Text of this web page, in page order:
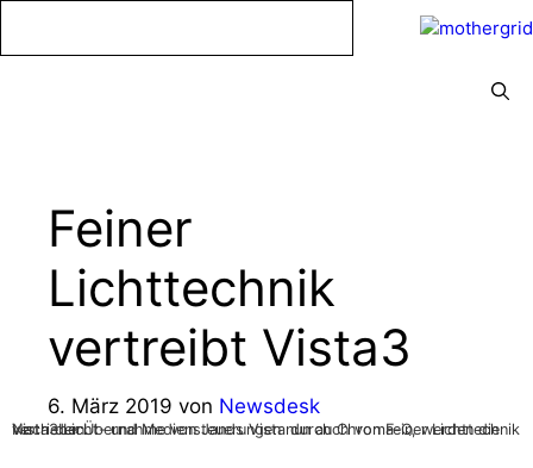
Feiner
Lichttechnik
vertreibt Vista3
6. März 2019 von Newsdesk
Nach der Übernahme von Jands Vista durch Chroma-Q, werden die Vista3 Licht- und Mediensteuerungen nun auch von Feiner Lichttechnik vertrieben.